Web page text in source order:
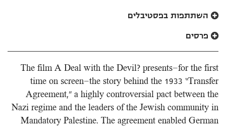
השתתפות בפסטיבלים
פרסים
The film A Deal with the Devil? presents—for the first
time on screen—the story behind the 1933 “Transfer
Agreement,” a highly controversial pact between the
Nazi regime and the leaders of the Jewish community in
Mandatory Palestine. The agreement enabled German